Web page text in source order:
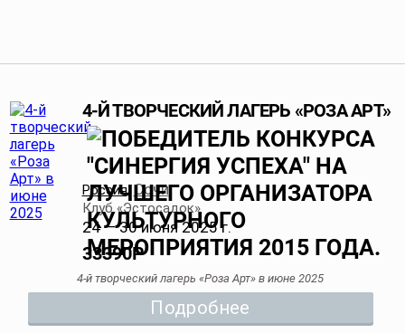
4-Й ТВОРЧЕСКИЙ ЛАГЕРЬ «РОЗА АРТ»
Россия,Сочи,
Клуб «Эстосадок»
24 — 30 июня 2025 г.
33390Р
4-й творческий лагерь «Роза Арт» в июне 2025
Подробнее